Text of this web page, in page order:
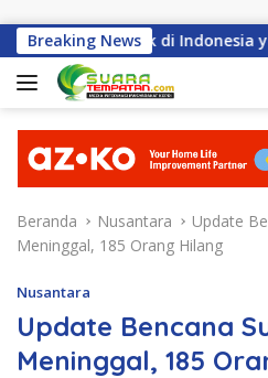
Breaking News
Imlek di Indonesia yang
Beranda Nusantara
Update
Meninggal, 185 Orang Hilang
Nusantara
Update Bencana
Meninggal, 185